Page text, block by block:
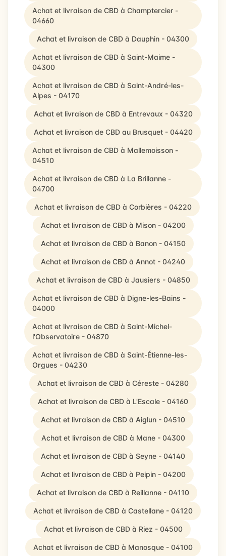
Achat et livraison de CBD à Champtercier -
04660
Achat et livraison de CBD à Dauphin - 04300
Achat et livraison de CBD à Saint-Maime -
04300
Achat et livraison de CBD à Saint-André-les-
Alpes - 04170
Achat et livraison de CBD à Entrevaux - 04320
Achat et livraison de CBD au Brusquet - 04420
Achat et livraison de CBD à Mallemoisson -
04510
Achat et livraison de CBD à La Brillanne -
04700
Achat et livraison de CBD à Corbières - 04220
Achat et livraison de CBD à Mison - 04200
Achat et livraison de CBD à Banon - 04150
Achat et livraison de CBD à Annot - 04240
Achat et livraison de CBD à Jausiers - 04850
Achat et livraison de CBD à Digne-les-Bains -
04000
Achat et livraison de CBD à Saint-Michel-
l'Observatoire - 04870
Achat et livraison de CBD à Saint-Étienne-les-
Orgues - 04230
Achat et livraison de CBD à Céreste - 04280
Achat et livraison de CBD à L'Escale - 04160
Achat et livraison de CBD à Aiglun - 04510
Achat et livraison de CBD à Mane - 04300
Achat et livraison de CBD à Seyne - 04140
Achat et livraison de CBD à Peipin - 04200
Achat et livraison de CBD à Reillanne - 04110
Achat et livraison de CBD à Castellane - 04120
Achat et livraison de CBD à Riez - 04500
Achat et livraison de CBD à Manosque - 04100